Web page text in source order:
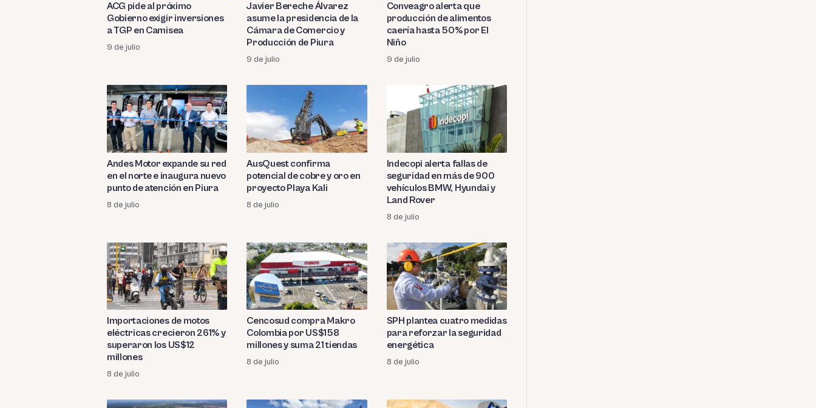
ACG pide al próximo
Gobierno exigir inversiones
a TGP en Camisea
9 de julio
Javier Bereche Álvarez
asume la presidencia de la
Cámara de Comercio y
Producción de Piura
9 de julio
Conveagro alerta que
producción de alimentos
caería hasta 50% por El
Niño
9 de julio
Andes Motor expande su red
en el norte e inaugura nuevo
punto de atención en Piura
8 de julio
AusQuest confirma
potencial de cobre y oro en
proyecto Playa Kali
8 de julio
Indecopi alerta fallas de
seguridad en más de 900
vehículos BMW, Hyundai y
Land Rover
8 de julio
Importaciones de motos
eléctricas crecieron 261% y
superaron los US$12
millones
8 de julio
Cencosud compra Makro
Colombia por US$158
millones y suma 21 tiendas
8 de julio
SPH plantea cuatro medidas
para reforzar la seguridad
energética
8 de julio